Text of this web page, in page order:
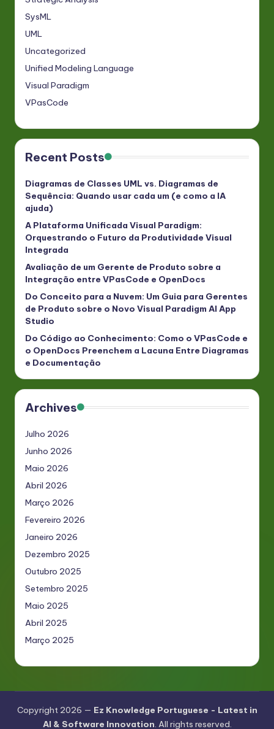
SysML
UML
Uncategorized
Unified Modeling Language
Visual Paradigm
VPasCode
Recent Posts
Diagramas de Classes UML vs. Diagramas de
Sequência: Quando usar cada um (e como a IA
ajuda)
A Plataforma Unificada Visual Paradigm:
Orquestrando o Futuro da Produtividade Visual
Integrada
Avaliação de um Gerente de Produto sobre a
Integração entre VPasCode e OpenDocs
Do Conceito para a Nuvem: Um Guia para Gerentes
de Produto sobre o Novo Visual Paradigm AI App
Studio
Do Código ao Conhecimento: Como o VPasCode e
o OpenDocs Preenchem a Lacuna Entre Diagramas
e Documentação
Archives
Julho 2026
Junho 2026
Maio 2026
Abril 2026
Março 2026
Fevereiro 2026
Janeiro 2026
Dezembro 2025
Outubro 2025
Setembro 2025
Maio 2025
Abril 2025
Março 2025
Copyright 2026 — Ez Knowledge Portuguese - Latest in
AI & Software Innovation. All rights reserved.